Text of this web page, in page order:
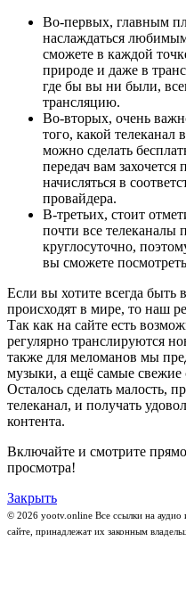
Во-первых, главным
наслаждаться
сможете в каждой
природе и даже в
где бы вы ни были,
трансляцию.
Во-вторых, очень
того, какой телеканал
можно сделать
передач вам захочется
начисляться в
провайдера.
В-третьих, стоит
почти все телеканалы
круглосуточно,
вы сможете
Если вы хотите всегда быть
происходят в мире, то наш
Так как на сайте есть
регулярно транслируются
также для меломанов мы
музыки, а ещё самые свежие
Осталось сделать малость,
телеканал, и получать
контента.
Включайте и смотрите
просмотра!
Закрыть
© 2026 yootv.online Все ссылки на аудио
сайте, принадлежат их законным